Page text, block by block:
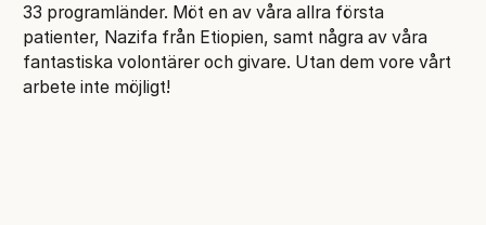
33 programländer. Möt en av våra allra första
patienter, Nazifa från Etiopien, samt några av våra
fantastiska volontärer och givare. Utan dem vore vårt
arbete inte möjligt!